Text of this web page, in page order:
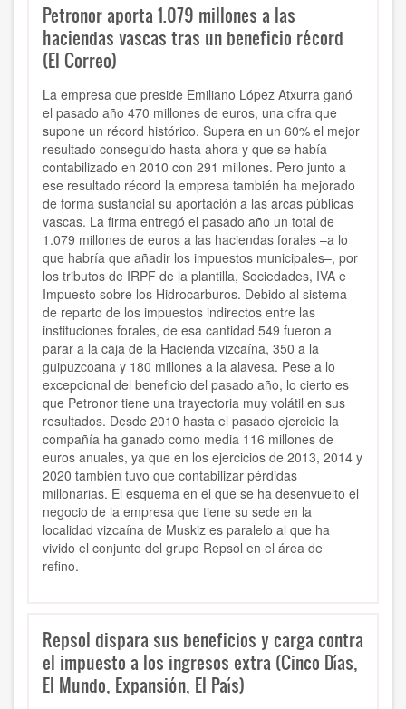
Petronor aporta 1.079 millones a las
haciendas vascas tras un beneficio récord
(El Correo)
La empresa que preside Emiliano López Atxurra ganó
el pasado año 470 millones de euros, una cifra que
supone un récord histórico. Supera en un 60% el mejor
resultado conseguido hasta ahora y que se había
contabilizado en 2010 con 291 millones. Pero junto a
ese resultado récord la empresa también ha mejorado
de forma sustancial su aportación a las arcas públicas
vascas. La firma entregó el pasado año un total de
1.079 millones de euros a las haciendas forales –a lo
que habría que añadir los impuestos municipales–, por
los tributos de IRPF de la plantilla, Sociedades, IVA e
Impuesto sobre los Hidrocarburos. Debido al sistema
de reparto de los impuestos indirectos entre las
instituciones forales, de esa cantidad 549 fueron a
parar a la caja de la Hacienda vizcaína, 350 a la
guipuzcoana y 180 millones a la alavesa. Pese a lo
excepcional del beneficio del pasado año, lo cierto es
que Petronor tiene una trayectoria muy volátil en sus
resultados. Desde 2010 hasta el pasado ejercicio la
compañía ha ganado como media 116 millones de
euros anuales, ya que en los ejercicios de 2013, 2014 y
2020 también tuvo que contabilizar pérdidas
millonarias. El esquema en el que se ha desenvuelto el
negocio de la empresa que tiene su sede en la
localidad vizcaína de Muskiz es paralelo al que ha
vivido el conjunto del grupo Repsol en el área de
refino.
Repsol dispara sus beneficios y carga contra
el impuesto a los ingresos extra (Cinco Días,
El Mundo, Expansión, El País)